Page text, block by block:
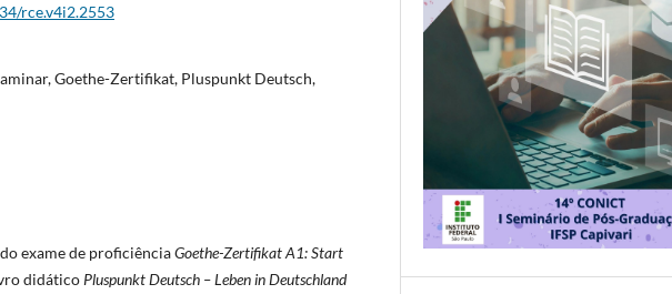
rce.v4i2.2553
Goethe-Zertifikat, Pluspunkt Deutsch,
exame de proficiênciaGoethe-Zertifikat A1: Start
didático Pluspunkt Deutsch – Leben in Deutschland